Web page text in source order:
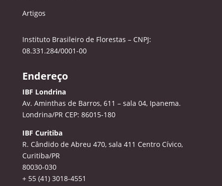
Artigos
Instituto Brasileiro de Florestas – CNPJ:
08.331.284/0001-00
Endereço
IBF Londrina
Av. Aminthas de Barros, 611 – sala 04, Ipanema.
Londrina/PR CEP: 86015-180
IBF Curitiba
R. Cândido de Abreu 470, sala 411 Centro Cívico,
Curitiba/PR
80030-030
+ 55 (41) 3018-4551